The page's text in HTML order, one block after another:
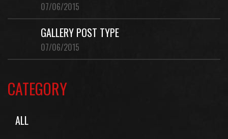
07/06/2015
GALLERY POST TYPE
07/06/2015
CATEGORY
ALL